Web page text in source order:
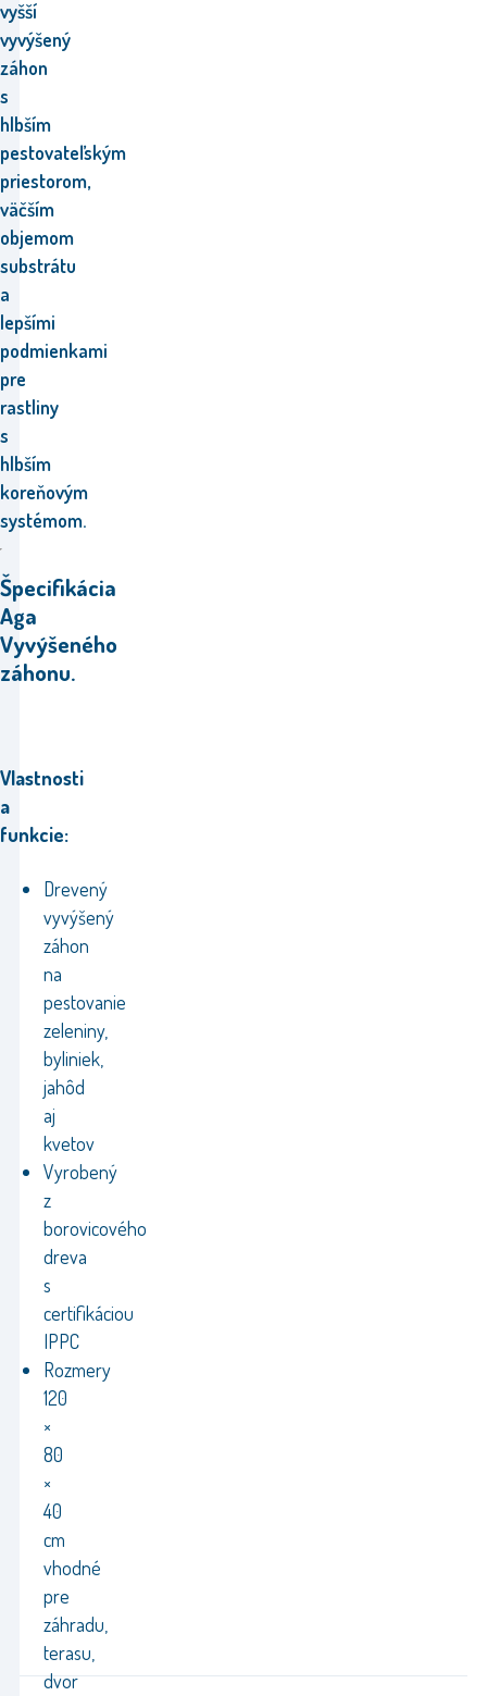
vyšší
vyvýšený
záhon
s
hlbším
pestovateľským
priestorom,
väčším
objemom
substrátu
a
lepšími
podmienkami
pre
rastliny
s
hlbším
koreňovým
systémom.
Špecifikácia
Aga
Vyvýšeného
záhonu.
Vlastnosti
a
funkcie:
Drevený
vyvýšený
záhon
na
pestovanie
zeleniny,
byliniek,
jahôd
aj
kvetov
Vyrobený
z
borovicového
dreva
s
certifikáciou
IPPC
Rozmery
120
×
80
×
40
cm
vhodné
pre
záhradu,
terasu,
dvor